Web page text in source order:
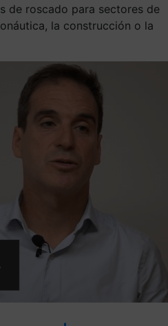
de roscado para sectores de
la construcción o la